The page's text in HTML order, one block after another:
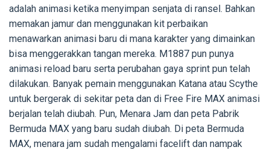
adalah animasi ketika menyimpan senjata di ransel. Bahkan
memakan jamur dan menggunakan kit perbaikan
menawarkan animasi baru di mana karakter yang dimainkan
bisa menggerakkan tangan mereka. M1887 pun punya
animasi reload baru serta perubahan gaya sprint pun telah
dilakukan. Banyak pemain menggunakan Katana atau Scythe
untuk bergerak di sekitar peta dan di Free Fire MAX animasi
berjalan telah diubah. Pun, Menara Jam dan peta Pabrik
Bermuda MAX yang baru sudah diubah. Di peta Bermuda
MAX, menara jam sudah mengalami facelift dan nampak